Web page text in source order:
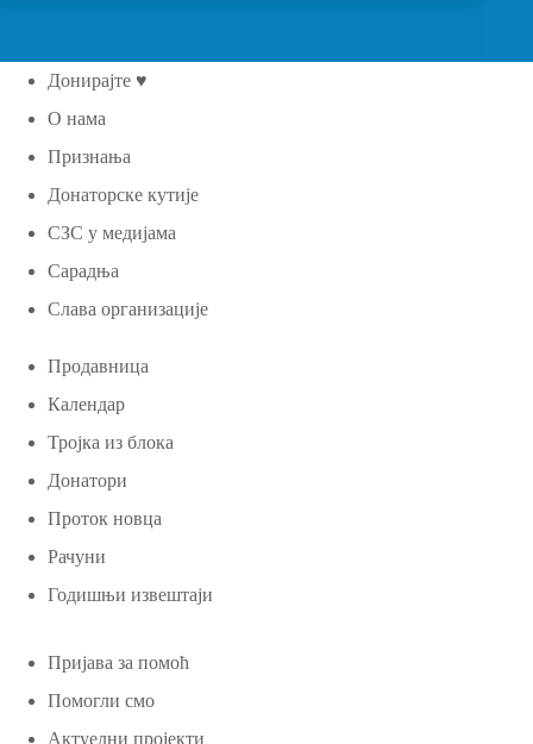
Донирајте ♥
О нама
Признања
Донаторске кутије
СЗС у медијама
Сарадња
Слава организације
Продавница
Календар
Тројка из блока
Донатори
Проток новца
Рачуни
Годишњи извештаји
Пријава за помоћ
Помогли смо
Актуелни пројекти